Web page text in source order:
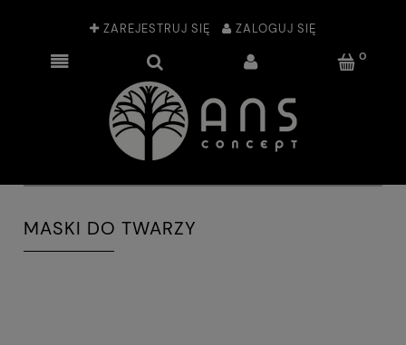
ZAREJESTRUJ SIĘ ZALOGUJ SIĘ
MASKI DO TWARZY